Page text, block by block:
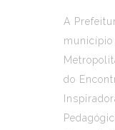
A
município
do